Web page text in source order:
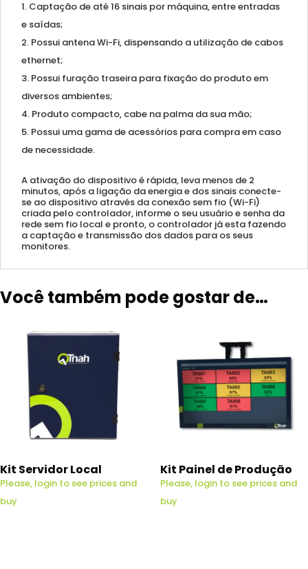
Captação de até 16 sinais por máquina, entre entradas
e saídas;
Possui antena Wi-Fi, dispensando a utilização de cabos
ethernet;
Possui furação traseira para fixação do produto em
diversos ambientes;
Produto compacto, cabe na palma da sua mão;
Possui uma gama de acessórios para compra em caso
de necessidade.
A ativação do dispositivo é rápida, leva menos de 2
minutos, após a ligação da energia e dos sinais conecte-
se ao dispositivo através da conexão sem fio (Wi-Fi)
criada pelo controlador, informe o seu usuário e senha da
rede sem fio local e pronto, o controlador já esta fazendo
a captação e transmissão dos dados para os seus
monitores.
Você também pode gostar de…
Kit Servidor Local
Please, login to see prices and
buy
Kit Painel de Produção
Please, login to see prices and
buy